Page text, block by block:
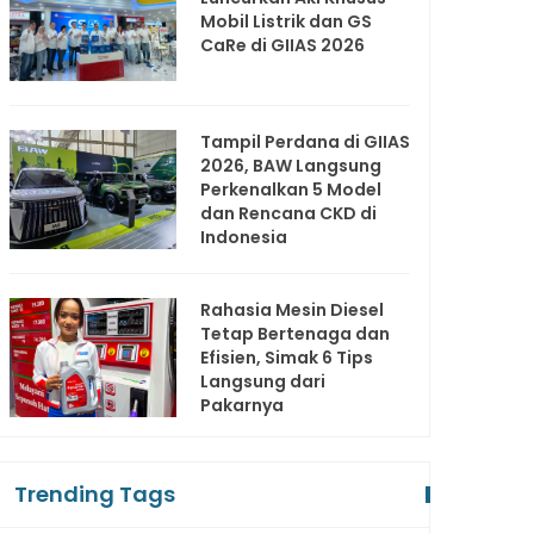
Mobil Listrik dan GS
CaRe di GIIAS 2026
Tampil Perdana di GIIAS
2026, BAW Langsung
Perkenalkan 5 Model
dan Rencana CKD di
Indonesia
Rahasia Mesin Diesel
Tetap Bertenaga dan
Efisien, Simak 6 Tips
Langsung dari
Pakarnya
Trending Tags